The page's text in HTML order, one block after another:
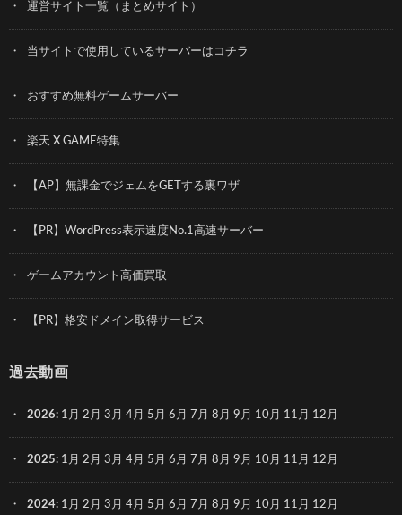
運営サイト一覧（まとめサイト）
当サイトで使用しているサーバーはコチラ
おすすめ無料ゲームサーバー
楽天 X GAME特集
【AP】無課金でジェムをGETする裏ワザ
【PR】WordPress表示速度No.1高速サーバー
ゲームアカウント高価買取
【PR】格安ドメイン取得サービス
過去動画
2026: 1月 2月 3月 4月 5月 6月 7月 8月 9月 10月 11月 12月
2025: 1月 2月 3月 4月 5月 6月 7月 8月 9月 10月 11月 12月
2024: 1月 2月 3月 4月 5月 6月 7月 8月 9月 10月 11月 12月